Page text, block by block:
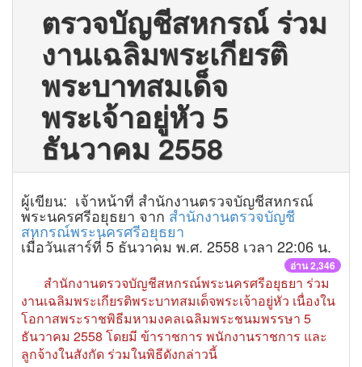
ตรวจบัญชีสหกรณ์ ร่วม
งานเฉลิมพระเกียรติ
พระบาทสมเด็จ
พระเจ้าอยู่หัว 5
ธันวาคม 2558
ผู้เขียน: เจ้าหน้าที่ สำนักงานตรวจบัญชีสหกรณ์
พระนครศรีอยุธยา จาก สำนักงานตรวจบัญชี
สหกรณ์พระนครศรีอยุธยา
เมื่อวันเสาร์ที่ 5 ธันวาคม พ.ศ. 2558 เวลา 22:06 น.
อ่าน 2,346
สำนักงานตรวจบัญชีสหกรณ์พระนครศรีอยุธยา ร่วม
งานเฉลิมพระเกียรติพระบาทสมเด็จพระเจ้าอยู่หัว เนื่องใน
โอกาสพระราชพิธีมหามงคลเฉลิมพระชนมพรรษา 5
ธันวาคม 2558 โดยมี ข้าราชการ พนักงานราชการ และ
ลูกจ้างในสังกัด ร่วมในพิธีดังกล่าวนี้